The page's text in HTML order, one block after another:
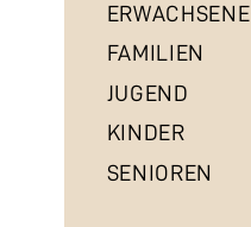
ERWACHSENE
FAMILIEN
JUGEND
KINDER
SENIOREN